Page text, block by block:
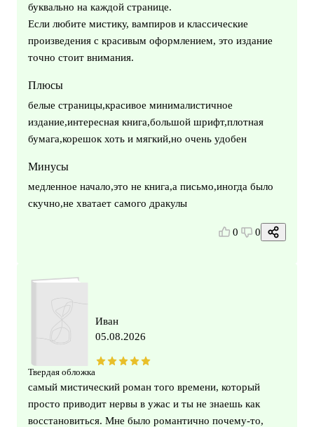
буквально на каждой странице.
Если любите мистику, вампиров и классические
произведения с красивым оформлением, это издание
точно стоит внимания.
Плюсы
белые страницы,красивое минималистичное
издание,интересная книга,большой шрифт,плотная
бумага,корешок хоть и мягкий,но очень удобен
Минусы
медленное начало,это не книга,а письмо,иногда было
скучно,не хватает самого дракулы
0 0
Твердая обложка
Иван
05.08.2026
самый мистический роман того времени, который
просто приводит нервы в ужас и ты не знаешь как
восстановиться. Мне было романтично почему-то,